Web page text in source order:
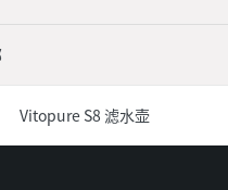
Vitopure S8 滤水壶